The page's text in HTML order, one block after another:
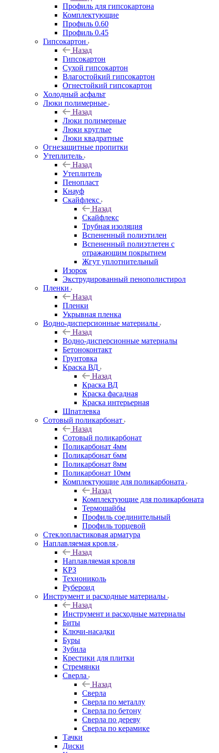
Профиль для гипсокартона
Комплектующие
Профиль 0.60
Профиль 0.45
Гипсокартон
Назад
Гипсокартон
Сухой гипсокартон
Влагостойкий гипсокартон
Огнестойкий гипсокартон
Холодный асфальт
Люки полимерные
Назад
Люки полимерные
Люки круглые
Люки квадратные
Огнезащитные пропитки
Утеплитель
Назад
Утеплитель
Пенопласт
Кнауф
Скайфлекс
Назад
Скайфлекс
Трубная изоляция
Вспененный полиэтилен
Вспененный полиэтлетен с
отражающим покрытием
Жгут уплотнительный
Изорок
Экструдированный пенополистирол
Пленки
Назад
Пленки
Укрывная пленка
Водно-дисперсионные материалы
Назад
Водно-дисперсионные материалы
Бетоноконтакт
Грунтовка
Краска ВД
Назад
Краска ВД
Краска фасадная
Краска интерьерная
Шпатлевка
Сотовый поликарбонат
Назад
Сотовый поликарбонат
Поликарбонат 4мм
Поликарбонат 6мм
Поликарбонат 8мм
Поликарбонат 10мм
Комплектующие для поликарбоната
Назад
Комплектующие для поликарбоната
Термошайбы
Профиль соединительный
Профиль торцевой
Стеклопластиковая арматура
Наплавляемая кровля
Назад
Наплавляемая кровля
КРЗ
Технониколь
Рубероид
Инструмент и расходные материалы
Назад
Инструмент и расходные материалы
Биты
Ключи-насадки
Буры
Зубила
Крестики для плитки
Стремянки
Сверла
Назад
Сверла
Сверла по металлу
Сверла по бетону
Сверла по дереву
Сверла по керамике
Тачки
Диски